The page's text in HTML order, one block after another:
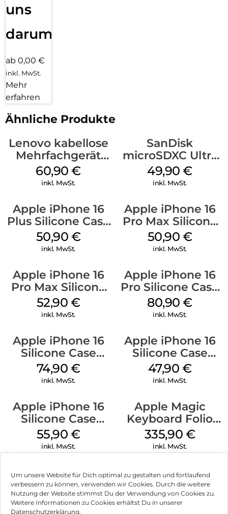
Um unsere Website für Dich optimal zu gestalten und fortlaufend
verbessern zu können, verwenden wir Cookies. Durch die weitere
Nutzung der Website stimmst Du der Verwendung von Cookies zu.
Weitere Informationen zu Cookies erhältst Du in unserer
Datenschutzerklärung.
uns
darum!
ab 0,00 €
inkl. MwSt.
Mehr
erfahren
Ähnliche Produkte
Lenovo kabellose
Mehrfachgerät
Luna Grey
60,90€
inkl. MwSt.
SanDisk
microSDXC Ultra
128 GB + Adapter
Mobile
49,90€
inkl. MwSt.
Apple iPhone 16
Plus Silicone Case
MagSafe Lake
Green
50,90 €
inkl. MwSt.
Apple iPhone 16
Pro Max Silicone
Case MagSafe
Denim
50,90 €
inkl. MwSt.
Apple iPhone 16
Pro Max Silicone
Case MagSafe
Ultramarine
52,90 €
inkl. MwSt.
Apple iPhone 16
Pro Silicone Case
MagSafe Stone
Gray
80,90€
inkl. MwSt.
Apple iPhone 16
Silicone Case
MagSafe Lake
Green
74,90 €
inkl. MwSt.
Apple iPhone 16
Silicone Case
MagSafe Fuchsia
47,90 €
inkl. MwSt.
Apple iPhone 16
Silicone Case
MagSafe
Ultramarine
55,90 €
inkl. MwSt.
Apple Magic
Keyboard Folio
iPad 10.9″ (10.Gen.)
Weiß
335,90 €
inkl. MwSt.
Impressum